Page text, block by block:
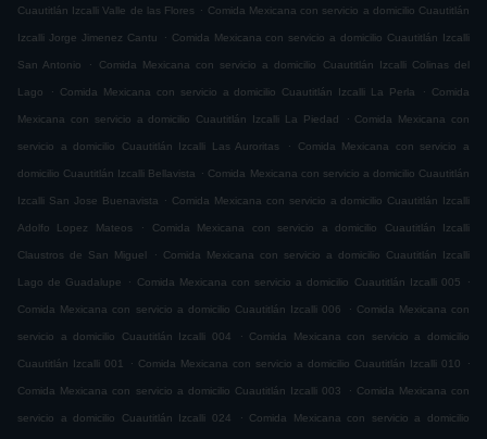
Cuautitlán Izcalli Valle de las Flores . Comida Mexicana con servicio a domicilio Cuautitlán
Izcalli Jorge Jimenez Cantu . Comida Mexicana con servicio a domicilio Cuautitlán Izcalli
San Antonio . Comida Mexicana con servicio a domicilio Cuautitlán Izcalli Colinas del
Lago . Comida Mexicana con servicio a domicilio Cuautitlán Izcalli La Perla . Comida
Mexicana con servicio a domicilio Cuautitlán Izcalli La Piedad . Comida Mexicana con
servicio a domicilio Cuautitlán Izcalli Las Auroritas . Comida Mexicana con servicio a
domicilio Cuautitlán Izcalli Bellavista . Comida Mexicana con servicio a domicilio Cuautitlán
Izcalli San Jose Buenavista . Comida Mexicana con servicio a domicilio Cuautitlán Izcalli
Adolfo Lopez Mateos . Comida Mexicana con servicio a domicilio Cuautitlán Izcalli
Claustros de San Miguel . Comida Mexicana con servicio a domicilio Cuautitlán Izcalli
Lago de Guadalupe . Comida Mexicana con servicio a domicilio Cuautitlán Izcalli 005 .
Comida Mexicana con servicio a domicilio Cuautitlán Izcalli 006 . Comida Mexicana con
servicio a domicilio Cuautitlán Izcalli 004 . Comida Mexicana con servicio a domicilio
Cuautitlán Izcalli 001 . Comida Mexicana con servicio a domicilio Cuautitlán Izcalli 010 .
Comida Mexicana con servicio a domicilio Cuautitlán Izcalli 003 . Comida Mexicana con
servicio a domicilio Cuautitlán Izcalli 024 . Comida Mexicana con servicio a domicilio